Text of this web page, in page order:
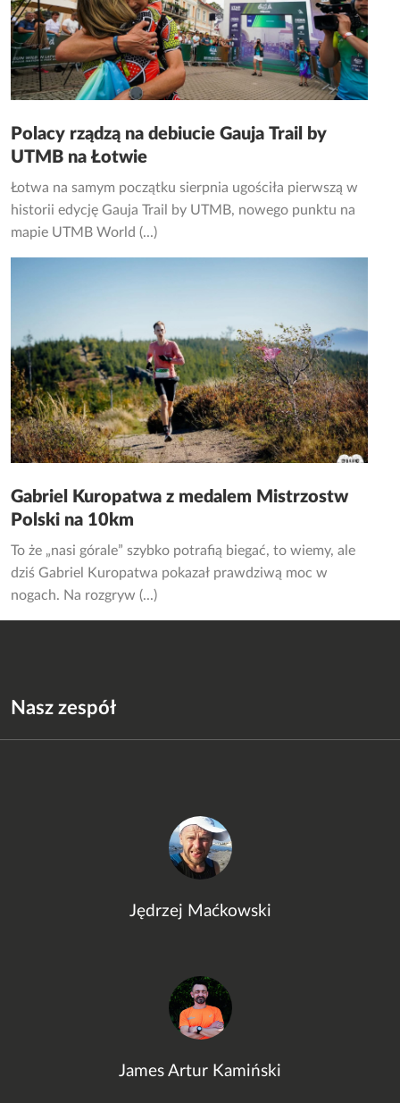
Polacy rządzą na debiucie Gauja Trail by
UTMB na Łotwie
Łotwa na samym początku sierpnia ugościła pierwszą w
historii edycję Gauja Trail by UTMB, nowego punktu na
mapie UTMB World (...)
Gabriel Kuropatwa z medalem Mistrzostw
Polski na 10km
To że „nasi górale” szybko potrafią biegać, to wiemy, ale
dziś Gabriel Kuropatwa pokazał prawdziwą moc w
nogach. Na rozgryw (...)
Nasz zespół
Jędrzej Maćkowski
James Artur Kamiński